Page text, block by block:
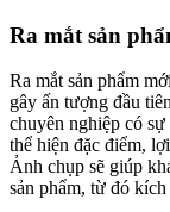
Ra mắt sản
Ra mắt sản phẩm
gây ấn tượng đầu
chuyên nghiệp có
thể hiện đặc điểm,
Ảnh chụp sẽ giúp
sản phẩm, từ đó